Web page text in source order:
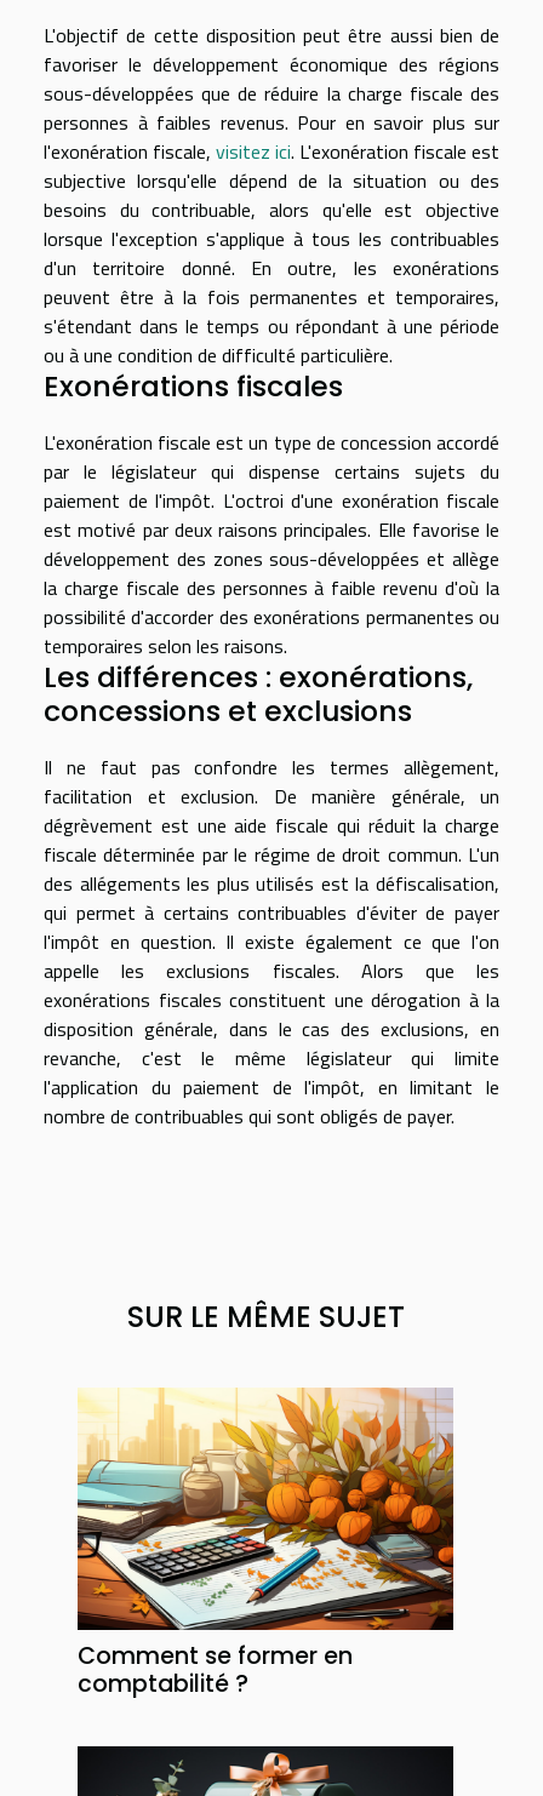
L'objectif de cette disposition peut être aussi bien de
favoriser le développement économique des régions
sous-développées que de réduire la charge fiscale des
personnes à faibles revenus. Pour en savoir plus sur
l'exonération fiscale, visitez ici. L'exonération fiscale est
subjective lorsqu'elle dépend de la situation ou des
besoins du contribuable, alors qu'elle est objective
lorsque l'exception s'applique à tous les contribuables
d'un territoire donné. En outre, les exonérations
peuvent être à la fois permanentes et temporaires,
s'étendant dans le temps ou répondant à une période
ou à une condition de difficulté particulière.
Exonérations fiscales
L'exonération fiscale est un type de concession accordé
par le législateur qui dispense certains sujets du
paiement de l'impôt. L'octroi d'une exonération fiscale
est motivé par deux raisons principales. Elle favorise le
développement des zones sous-développées et allège
la charge fiscale des personnes à faible revenu d'où la
possibilité d'accorder des exonérations permanentes ou
temporaires selon les raisons.
Les différences : exonérations,
concessions et exclusions
Il ne faut pas confondre les termes allègement,
facilitation et exclusion. De manière générale, un
dégrèvement est une aide fiscale qui réduit la charge
fiscale déterminée par le régime de droit commun. L'un
des allégements les plus utilisés est la défiscalisation,
qui permet à certains contribuables d'éviter de payer
l'impôt en question. Il existe également ce que l'on
appelle les exclusions fiscales. Alors que les
exonérations fiscales constituent une dérogation à la
disposition générale, dans le cas des exclusions, en
revanche, c'est le même législateur qui limite
l'application du paiement de l'impôt, en limitant le
nombre de contribuables qui sont obligés de payer.
SUR LE MÊME SUJET
Comment se former en
comptabilité ?